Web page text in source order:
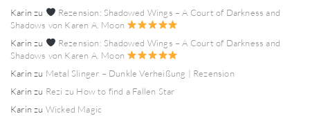
Karinzu
Rezension: Shadowed Wings – A Court of Darkness and
Shadows von Karen A. Moon
Karinzu
Rezension: Shadowed Wings – A Court of Darkness and
Shadows von Karen A. Moon
Karinzu Metal Slinger – Dunkle Verheißung | Rezension
Karinzu Rezi zu How to find a Fallen Star
Karinzu Wicked Magic